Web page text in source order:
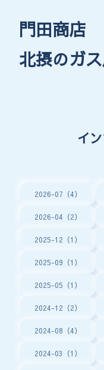
門田商店
北摂のガ
イ
2026-07（4）
2026-04（2）
2025-12（1）
2025-09（1）
2025-05（1）
2024-12（2）
2024-08（4）
2024-03（1）